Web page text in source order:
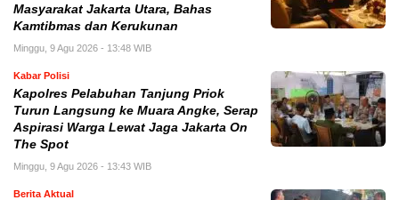
Masyarakat Jakarta Utara, Bahas
Kamtibmas dan Kerukunan
Minggu, 9 Agu 2026 - 13:48 WIB
Kabar Polisi
Kapolres Pelabuhan Tanjung Priok
Turun Langsung ke Muara Angke, Serap
Aspirasi Warga Lewat Jaga Jakarta On
The Spot
Minggu, 9 Agu 2026 - 13:43 WIB
Berita Aktual